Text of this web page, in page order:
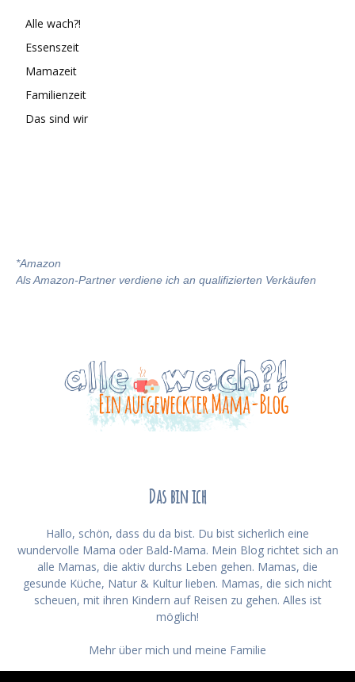
Alle wach?!
Essenszeit
Mamazeit
Familienzeit
Das sind wir
*Amazon
Als Amazon-Partner verdiene ich an qualifizierten Verkäufen
Das bin ich
Hallo, schön, dass du da bist. Du bist sicherlich eine
wundervolle Mama oder Bald-Mama. Mein Blog richtet sich an
alle Mamas, die aktiv durchs Leben gehen. Mamas, die
gesunde Küche, Natur & Kultur lieben. Mamas, die sich nicht
scheuen, mit ihren Kindern auf Reisen zu gehen. Alles ist
möglich!
Mehr über mich und meine Familie